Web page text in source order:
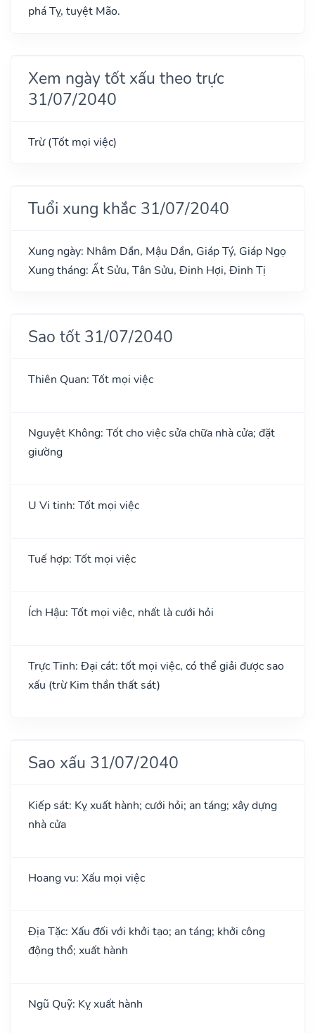
phá Tỵ, tuyệt Mão.
Xem ngày tốt xấu theo trực
31/07/2040
Trừ (Tốt mọi việc)
Tuổi xung khắc 31/07/2040
Xung ngày: Nhâm Dần, Mậu Dần, Giáp Tý, Giáp Ngọ
Xung tháng: Ất Sửu, Tân Sửu, Đinh Hợi, Đinh Tị
Sao tốt 31/07/2040
Thiên Quan: Tốt mọi việc
Nguyệt Không: Tốt cho việc sửa chữa nhà cửa; đặt
giường
U Vi tinh: Tốt mọi việc
Tuế hợp: Tốt mọi việc
Ích Hậu: Tốt mọi việc, nhất là cưới hỏi
Trực Tinh: Đại cát: tốt mọi việc, có thể giải được sao
xấu (trừ Kim thần thất sát)
Sao xấu 31/07/2040
Kiếp sát: Kỵ xuất hành; cưới hỏi; an táng; xây dựng
nhà cửa
Hoang vu: Xấu mọi việc
Địa Tặc: Xấu đối với khởi tạo; an táng; khởi công
động thổ; xuất hành
Ngũ Quỹ: Kỵ xuất hành